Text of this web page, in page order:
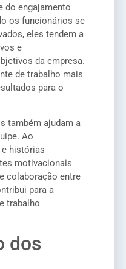
do engajamento
os funcionários se
eles tendem a
e
da empresa.
de trabalho mais
para o
também ajudam a
Ao
histórias
motivacionais
colaboração entre
para a
trabalho
dos